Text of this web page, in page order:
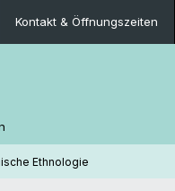
Kontakt & Öffnungszeiten
Ethnologie